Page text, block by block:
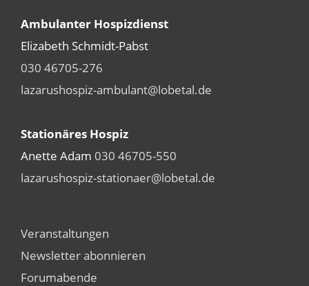
Ambulanter Hospizdienst
Elizabeth Schmidt-Pabst
030 46705-276
lazarushospiz-ambulant@lobetal.de
Stationäres Hospiz
Anette Adam 030 46705-550
lazarushospiz-stationaer@lobetal.de
Veranstaltungen
Newsletter abonnieren
Forumabende